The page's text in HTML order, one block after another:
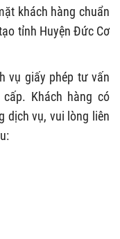
khách hàng chuẩn
tỉnh Huyện Đức Cơ
vụ giấy phép tư vấn
Khách hàng có
dịch vụ, vui lòng liên